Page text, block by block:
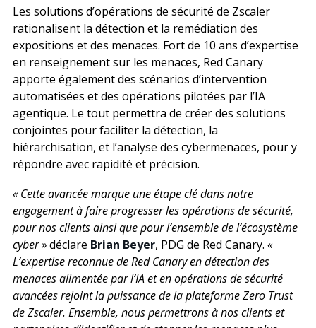
Les solutions d’opérations de sécurité de Zscaler
rationalisent la détection et la remédiation des
expositions et des menaces. Fort de 10 ans d’expertise
en renseignement sur les menaces, Red Canary
apporte également des scénarios d’intervention
automatisées et des opérations pilotées par l’IA
agentique. Le tout permettra de créer des solutions
conjointes pour faciliter la détection, la
hiérarchisation, et l’analyse des cybermenaces, pour y
répondre avec rapidité et précision.
« Cette avancée marque une étape clé dans notre
engagement à faire progresser les opérations de sécurité,
pour nos clients ainsi que pour l’ensemble de l’écosystème
cyber »déclare Brian Beyer, PDG de Red Canary. «
L’expertise reconnue de Red Canary en détection des
menaces alimentée par l’IA et en opérations de sécurité
avancées rejoint la puissance de la plateforme Zero Trust
de Zscaler. Ensemble, nous permettrons à nos clients et